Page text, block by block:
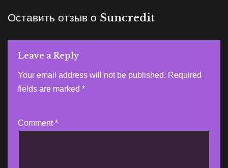
Оставить отзыв о Suncredit
Leave a Reply
Your email address will not be published. Required
fields are marked *
Comment*